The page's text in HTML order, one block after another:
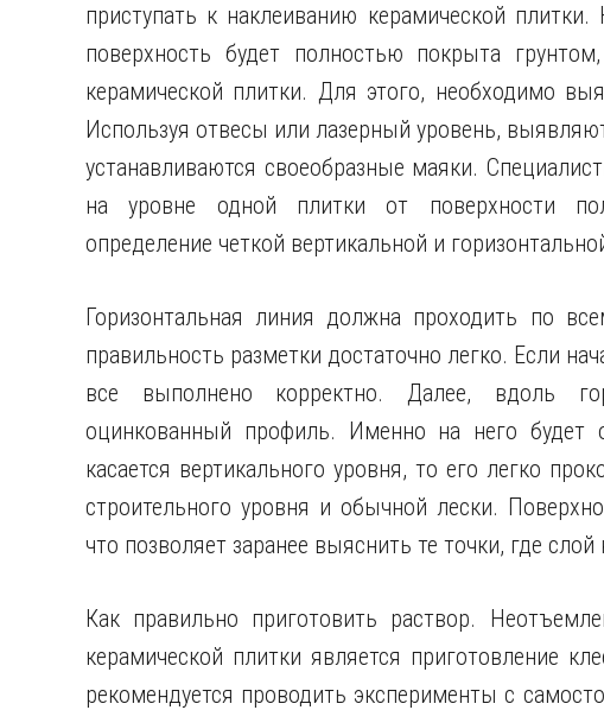
приступать к наклеиванию керамической
поверхность будет полностью покрыта
керамической плитки. Для этого, необходимо
Используя отвесы или лазерный уровень,
устанавливаются своеобразные маяки.
на уровне одной плитки от поверхности
определение четкой вертикальной и
Горизонтальная линия должна проходить по
правильность разметки достаточно легко. Если
все выполнено корректно. Далее, вдоль
оцинкованный профиль. Именно на него будет
касается вертикального уровня, то его легко
строительного уровня и обычной лески.
что позволяет заранее выяснить те точки, где
Как правильно приготовить раствор.
керамической плитки является приготовление
рекомендуется проводить эксперименты с